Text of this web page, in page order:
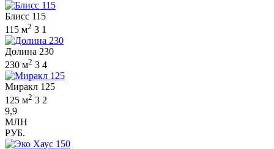
Блисс 115
115 м2 3 1
Долина 230
230 м2 3 4
Миракл 125
125 м2 3 2
9,9
МЛН
РУБ.